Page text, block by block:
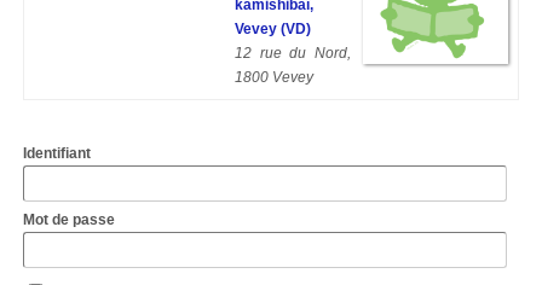
kamishibaï,
Vevey (VD)
12 rue du Nord,
1800 Vevey
Identifiant
Mot de passe